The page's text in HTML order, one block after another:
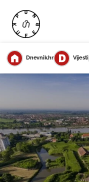
Dnevnik.hr Vijesti